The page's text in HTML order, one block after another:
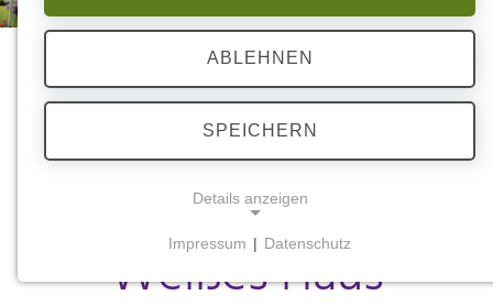
Wohnhäuser | Altes
Haus, Schlösschen,
Weißes Haus
ABLEHNEN
SPEICHERN
Details anzeigen
Notwendige Cookies ermöglichen grundlegende
Impressum | Datenschutz